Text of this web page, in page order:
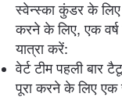
स्वेन्स्का कुंडर के
करने के लिए, एक
यात्रा करें:
वेर्ट टीम पहली बार
पूरा करने के लिए एक